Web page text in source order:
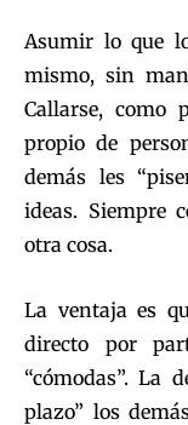
Asumir lo que
mismo, sin
Callarse, como
propio de
demás les
ideas. Siempre
otra cosa.
La ventaja es
directo por
“cómodas”. La
plazo” los